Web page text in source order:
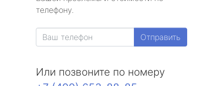
телефону.
Отправить
Или позвоните по номеру